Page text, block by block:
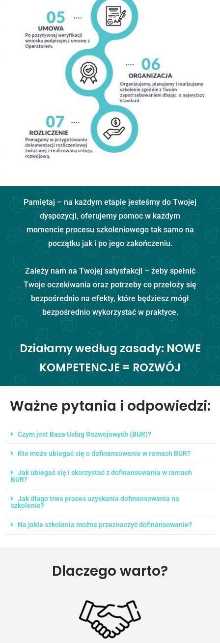
Pamiętaj – na każdym etapie jesteśmy do Twojej
dyspozycji, oferujemy pomoc w każdym
momencie procesu szkoleniowego tak samo na
początku jak i po jego zakończeniu.
Zależy nam na Twojej satysfakcji – żeby spełnić
Twoje oczekiwania oraz potrzeby co przełoży się
bezpośrednio na efekty, które będziesz mógł
bezpośrednio wykorzystać w praktyce.
Działamy według zasady: NOWE
KOMPETENCJE = ROZWÓJ
Ważne pytania i odpowiedzi:
Czym jest Baza Usług Rozwojowych (BUR)?
Kto może ubiegać się o dofinansowanie w ramach BUR?
Jak ubiegać się i skorzystać z dofinansowania w ramach
BUR?
Jak długo trwa proces uzyskania dofinansowania na
szkolenie?
Na jakie szkolenia można przeznaczyć dofinansowanie?
Dlaczego warto?